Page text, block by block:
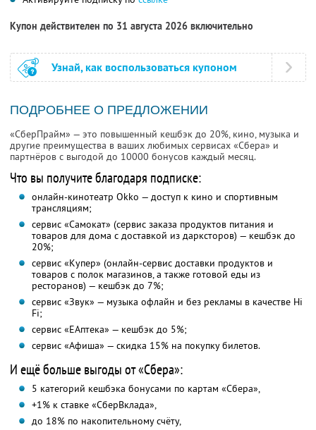
Купон действителен по 31 августа 2026 включительно
Узнай, как воспользоваться купоном
ПОДРОБНЕЕ О ПРЕДЛОЖЕНИИ
«СберПрайм» — это повышенный кешбэк до 20%, кино, музыка и
другие преимущества в ваших любимых сервисах «Сбера» и
партнёров с выгодой до 10000 бонусов каждый месяц.
Что вы получите благодаря подписке:
онлайн-кинотеатр Okko — доступ к кино и спортивным
трансляциям;
сервис «Самокат» (сервис заказа продуктов питания и
товаров для дома с доставкой из дарксторов) — кешбэк до
20%;
сервис «Купер» (онлайн-сервис доставки продуктов и
товаров с полок магазинов, а также готовой еды из
ресторанов) — кешбэк до 7%;
сервис «Звук» — музыка офлайн и без рекламы в качестве Hi
Fi;
сервис «ЕАптека» — кешбэк до 5%;
сервис «Афиша» — скидка 15% на покупку билетов.
И ещё больше выгоды от «Сбера»:
5 категорий кешбэка бонусами по картам «Сбера»,
+1% к ставке «СберВклада»,
до 18% по накопительному счёту,